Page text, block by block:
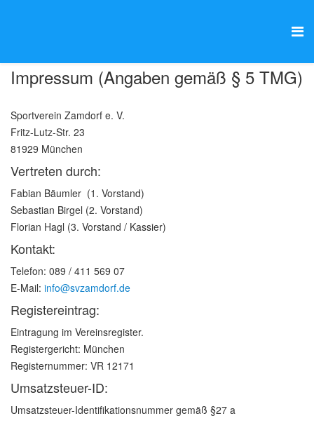
Impressum (Angaben gemäß § 5 TMG)
Sportverein Zamdorf e. V.
Fritz-Lutz-Str. 23
81929 München
Vertreten durch:
Fabian Bäumler (1. Vorstand)
Sebastian Birgel (2. Vorstand)
Florian Hagl (3. Vorstand / Kassier)
Kontakt:
Telefon: 089 / 411 569 07
E-Mail: info@svzamdorf.de
Registereintrag:
Eintragung im Vereinsregister.
Registergericht: München
Registernummer: VR 12171
Umsatzsteuer-ID:
Umsatzsteuer-Identifikationsnummer gemäß §27 a